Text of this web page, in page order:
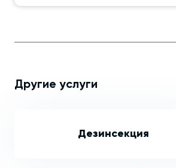
Другие услуги
Дезинсекция